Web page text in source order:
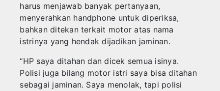
harus menjawab banyak pertanyaan,
menyerahkan handphone untuk diperiksa,
bahkan ditekan terkait motor atas nama
istrinya yang hendak dijadikan jaminan.
“HP saya ditahan dan dicek semua isinya.
Polisi juga bilang motor istri saya bisa ditahan
sebagai jaminan. Saya menolak, tapi polisi